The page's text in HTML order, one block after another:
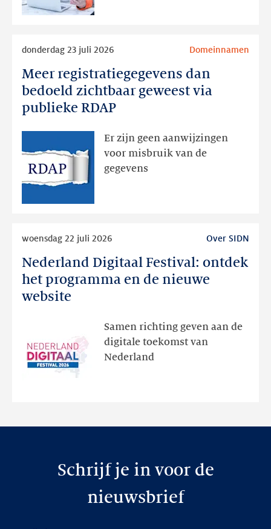
Meer registratiegegevens dan
bedoeld zichtbaar geweest via
publieke RDAP
donderdag 23 juli 2026 Domeinnamen
Er zijn geen aanwijzingen
voor misbruik van de
gegevens
Meer
registratiegegevens
bedoeld
zichtbaar
Nederland Digitaal Festival: ontdek
het programma en de nieuwe
website
woensdag 22 juli 2026 Over SIDN
Samen richting geven aan de
digitale toekomst van
Nederland
Nederland
Digitaal
Festival:
Schrijf je in voor de
nieuwsbrief